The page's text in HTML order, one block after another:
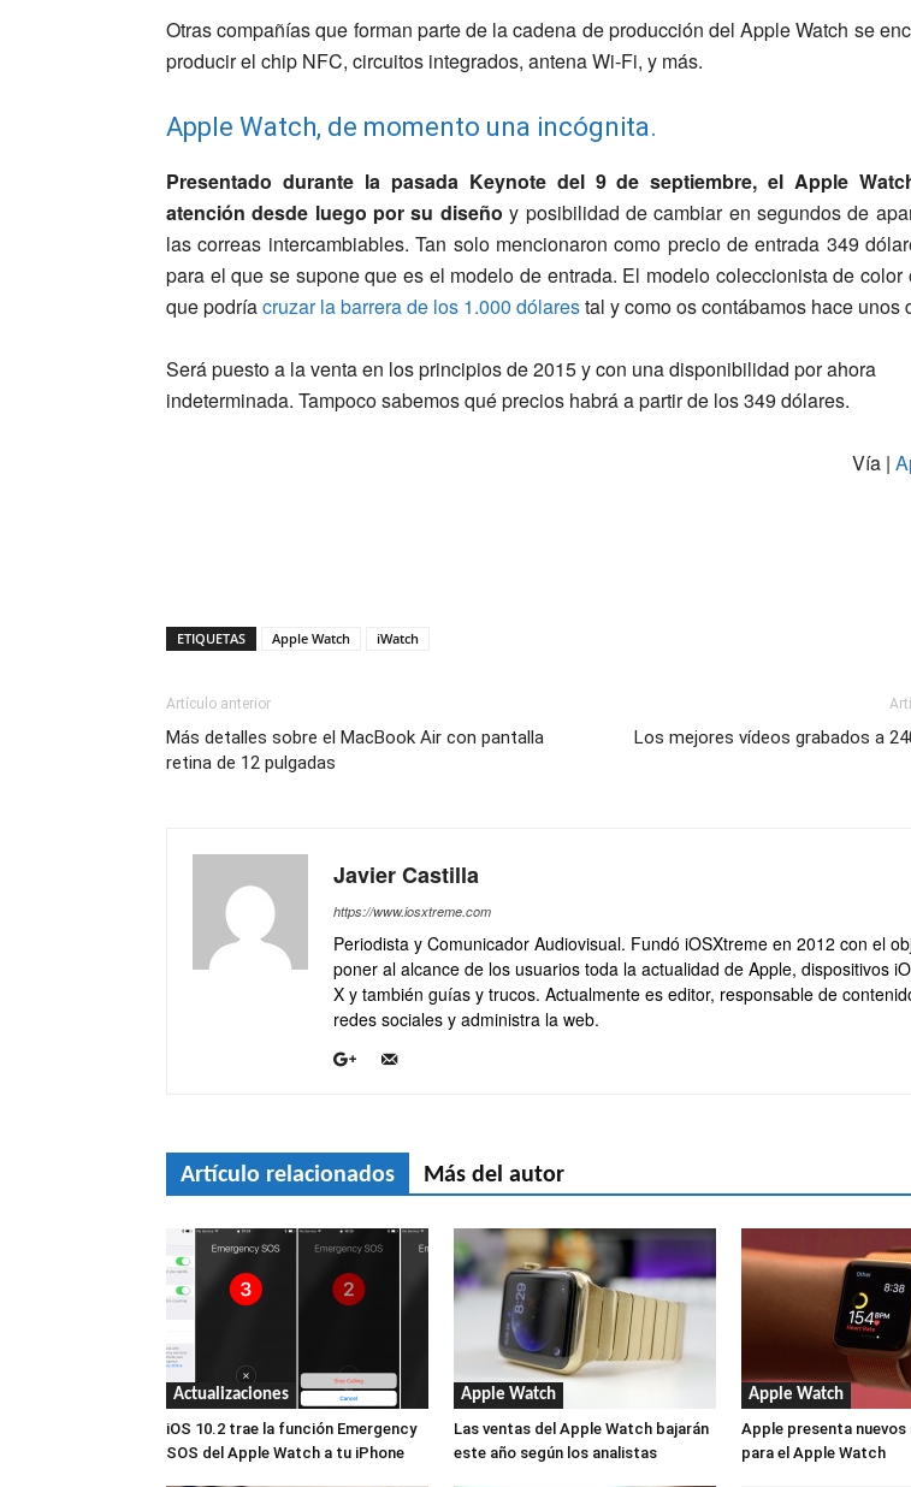
Otras compañías que forman parte de la cadena de producción del Apple Watch se
producir el chip NFC, circuitos integrados, antena Wi-Fi, y más.
Apple Watch, de momento una incógnita.
Presentado durante la pasada Keynote del 9 de septiembre, el Apple
atención desde luego por su diseño y posibilidad de cambiar en segundos de
las correas intercambiables. Tan solo mencionaron como precio de entrada 349
para el que se supone que es el modelo de entrada. El modelo coleccionista de color
que podríacruzar la barrera de los 1.000 dólarestal y como os contábamos hace unos
Será puesto a la venta en los principios de 2015 y con una disponibilidad por ahora
indeterminada. Tampoco sabemos qué precios habrá a partir de los 349 dólares.
Vía |
ETIQUETAS Apple Watch iWatch
Artículo anterior
Más detalles sobre el MacBook Air con pantalla
retina de 12 pulgadas
Los mejores vídeos grabados a
Javier Castilla
https://www.iosxtreme.com
Periodista y Comunicador Audiovisual. Fundó iOSXtreme en 2012 con el
poner al alcance de los usuarios toda la actualidad de Apple, dispositivos
X y también guías y trucos. Actualmente es editor, responsable de
redes sociales y administra la web.
Artículo relacionados Más del autor
Actualizaciones
iOS 10.2 trae la función Emergency
SOS del Apple Watch a tu iPhone
Apple Watch
Las ventas del Apple Watch bajarán
este año según los analistas
Apple Watch
Apple presenta nuevos
para el Apple Watch